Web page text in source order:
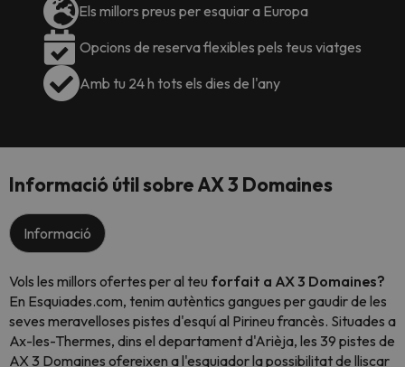
Els millors preus per esquiar a Europa
Opcions de reserva flexibles pels teus viatges
Amb tu 24 h tots els dies de l'any
Informació útil sobre AX 3 Domaines
Informació
Vols les millors ofertes per al teu forfait a AX 3 Domaines?
En Esquiades.com, tenim autèntics gangues per gaudir de les
seves meravelloses pistes d'esquí al Pirineu francès. Situades a
Ax-les-Thermes, dins el departament d'Arièja, les 39 pistes de
AX 3 Domaines ofereixen a l'esquiador la possibilitat de lliscar